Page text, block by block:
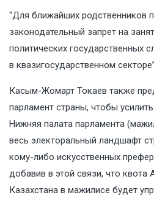
“Для ближайших родственников
законодательный запрет на
политических государственных
в квазигосударственном
Касым-Жомарт Токаев также
парламент страны, чтобы
Нижняя палата парламента
весь электоральный ландшафт
кому-либо искусственных
добавив в этой связи, что квота
Казахстана в мажилисе будет